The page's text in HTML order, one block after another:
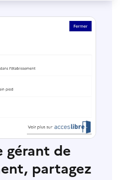
gérant de
partagez